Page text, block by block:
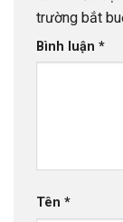
trường bắt
Bình luận *
Tên *